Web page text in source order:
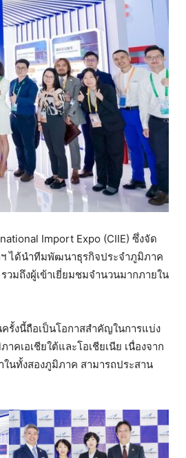
Import Expo (CIIE) ซึ่งจัด
ได้นำทีมพัฒนาธุรกิจประจำภูมิภาค
วมถึงผู้เข้าเยี่ยมชมจำนวนมากภายใน
รั้งนี้ถือเป็นโอกาสสำคัญในการแบ่ง
เอเชียใต้และโอเชียเนีย เนื่องจาก
นทั้งสองภูมิภาค สามารถประสาน